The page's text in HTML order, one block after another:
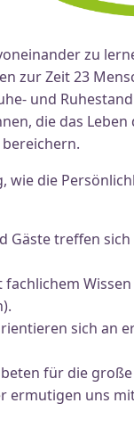
zu
zur Zeit 23
und
die das
wie die
Gäste treffen
Wissen
sich an
für die
ermutigen uns